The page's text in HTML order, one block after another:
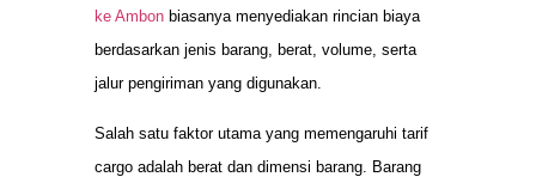
ke Ambon biasanya menyediakan rincian biaya
berdasarkan jenis barang, berat, volume, serta
jalur pengiriman yang digunakan.
Salah satu faktor utama yang memengaruhi tarif
cargo adalah berat dan dimensi barang. Barang